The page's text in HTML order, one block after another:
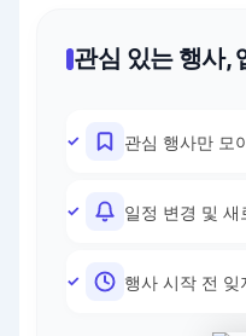
관심 있는 행사,
관심 행사만 모
일정 변경 및 새
행사 시작 전 잊